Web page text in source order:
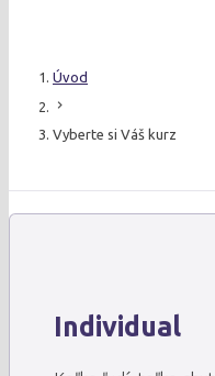
Úvod
chevron_right
Vyberte si Váš kurz
Individual